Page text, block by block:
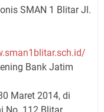
SMAN 1 Blitar Jl.
Bank Jatim
Maret 2014, di